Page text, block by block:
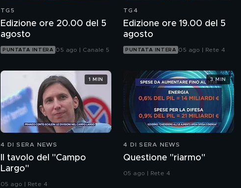
TG5
Edizione ore 20.00 del 5
agosto
PUNTATA INTERA 05 ago | Canale 5
TG4
Edizione ore 19.00 del 5
agosto
PUNTATA INTERA 05 ago | Rete 4
4 DI SERA NEWS
Il tavolo del "Campo
Largo"
05 ago | Rete 4
1 MIN
4 DI SERA NEWS
Questione "riarmo"
05 ago | Rete 4
3 MIN